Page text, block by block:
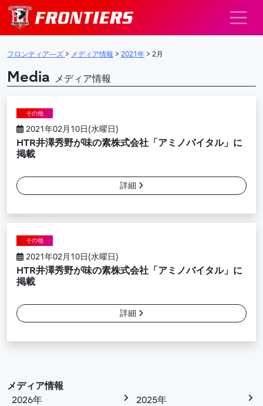
メインナビゲーション
フロンティア―ズ > メディア情報 > 2021年 > 2月
Media メディア情報
その他
2021年02月10日(水曜日)
HTR井澤秀野が味の素株式会社「アミノバイタル」に
掲載
詳細
その他
2021年02月10日(水曜日)
HTR井澤秀野が味の素株式会社「アミノバイタル」に
掲載
詳細
メディア情報
2026年
2025年